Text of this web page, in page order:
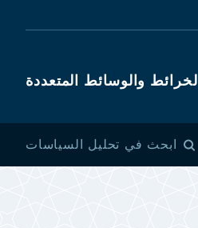
الخرائط والوسائط المتعددة
ابحث في تحليل السياسات